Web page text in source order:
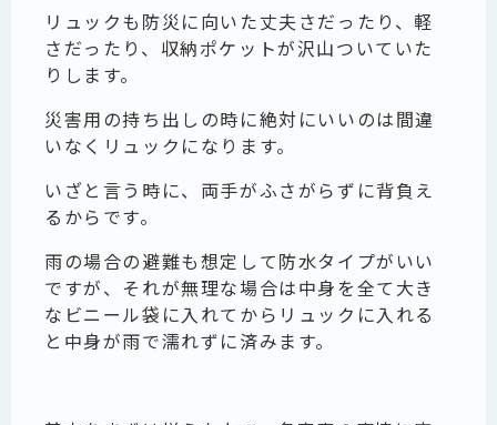
リュックも防災に向いた丈夫さだったり、軽
さだったり、収納ポケットが沢山ついていた
りします。
災害用の持ち出しの時に絶対にいいのは間違
いなくリュックになります。
いざと言う時に、両手がふさがらずに背負え
るからです。
雨の場合の避難も想定して防水タイプがいい
ですが、それが無理な場合は中身を全て大き
なビニール袋に入れてからリュックに入れる
と中身が雨で濡れずに済みます。